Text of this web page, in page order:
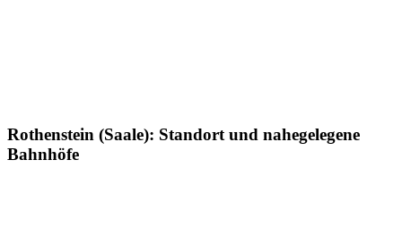
Rothenstein (Saale): Standort und nahegelegene
Bahnhöfe